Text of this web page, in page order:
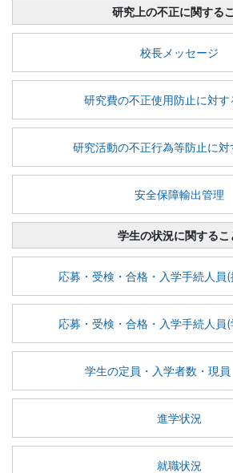
研究上の不正に関する
校長メッセージ
研究費の不正使用防止に対す
研究活動の不正行為等防止に
安全保障輸出管理
学生の状況に関するこ
応募・受検・合格・入学手続人員(
応募・受検・合格・入学手続人員(
学生の定員・入学者数・現員
進学状況
就職状況